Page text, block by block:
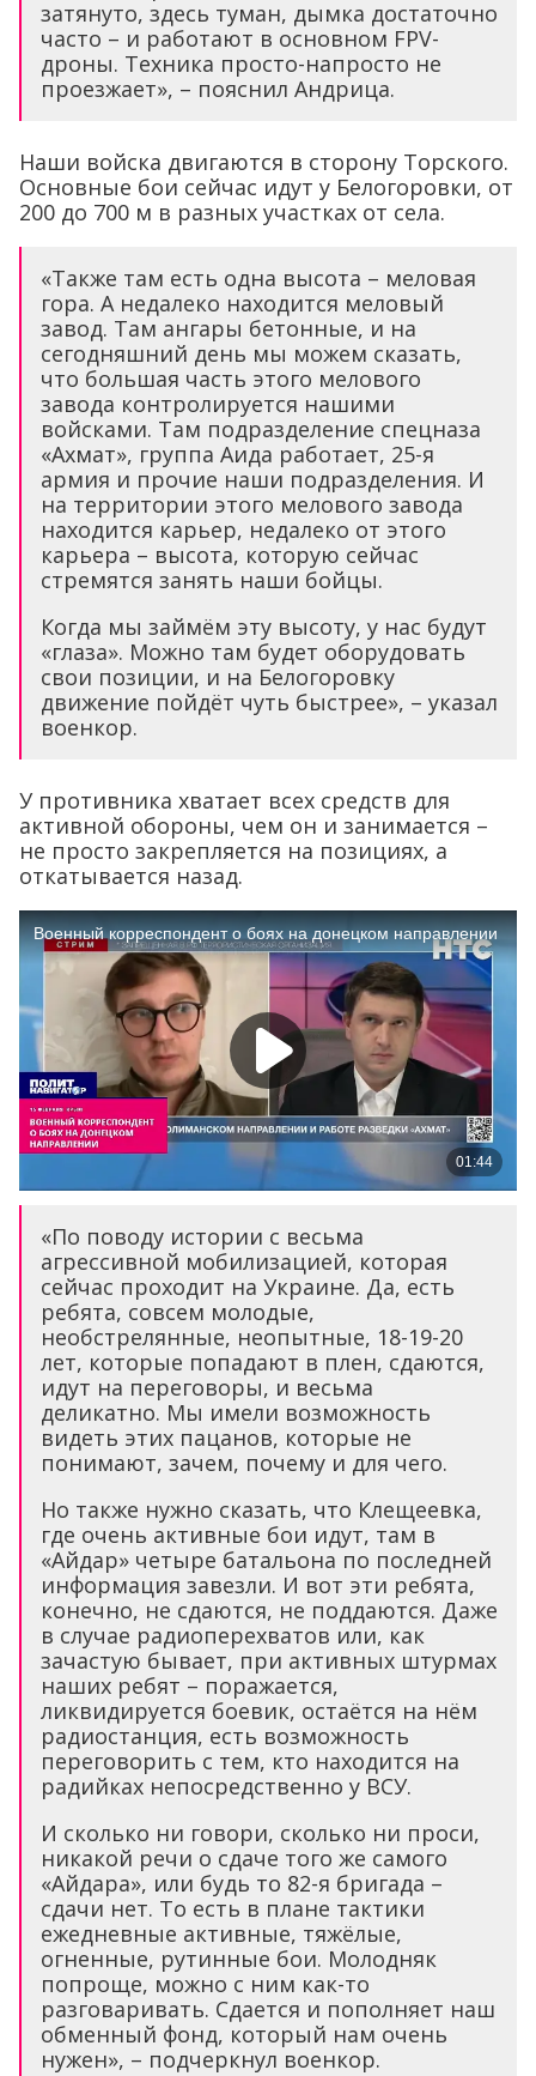
затянуто, здесь туман, дымка достаточно
часто – и работают в основном FPV-
дроны. Техника просто-напросто не
проезжает», – пояснил Андрица.
Наши войска двигаются в сторону Торского.
Основные бои сейчас идут у Белогоровки, от
200 до 700 м в разных участках от села.
«Также там есть одна высота – меловая
гора. А недалеко находится меловый
завод. Там ангары бетонные, и на
сегодняшний день мы можем сказать,
что большая часть этого мелового
завода контролируется нашими
войсками. Там подразделение спецназа
«Ахмат», группа Аида работает, 25-я
армия и прочие наши подразделения. И
на территории этого мелового завода
находится карьер, недалеко от этого
карьера – высота, которую сейчас
стремятся занять наши бойцы.
Когда мы займём эту высоту, у нас будут
«глаза». Можно там будет оборудовать
свои позиции, и на Белогоровку
движение пойдёт чуть быстрее», – указал
военкор.
У противника хватает всех средств для
активной обороны, чем он и занимается –
не просто закрепляется на позициях, а
откатывается назад.
«По поводу истории с весьма
агрессивной мобилизацией, которая
сейчас проходит на Украине. Да, есть
ребята, совсем молодые,
необстрелянные, неопытные, 18-19-20
лет, которые попадают в плен, сдаются,
идут на переговоры, и весьма
деликатно. Мы имели возможность
видеть этих пацанов, которые не
понимают, зачем, почему и для чего.
Но также нужно сказать, что Клещеевка,
где очень активные бои идут, там в
«Айдар» четыре батальона по последней
информация завезли. И вот эти ребята,
конечно, не сдаются, не поддаются. Даже
в случае радиоперехватов или, как
зачастую бывает, при активных штурмах
наших ребят – поражается,
ликвидируется боевик, остаётся на нём
радиостанция, есть возможность
переговорить с тем, кто находится на
радийках непосредственно у ВСУ.
И сколько ни говори, сколько ни проси,
никакой речи о сдаче того же самого
«Айдара», или будь то 82-я бригада –
сдачи нет. То есть в плане тактики
ежедневные активные, тяжёлые,
огненные, рутинные бои. Молодняк
попроще, можно с ним как-то
разговаривать. Сдается и пополняет наш
обменный фонд, который нам очень
нужен», – подчеркнул военкор.